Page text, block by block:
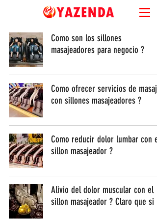
Como son los sillones
masajeadores para negocio ?
Como ofrecer servicios de masaje
con sillones masajeadores ?
Como reducir dolor lumbar con el
sillon masajeador ?
Alivio del dolor muscular con el
sillon masajeador ? Claro que si !